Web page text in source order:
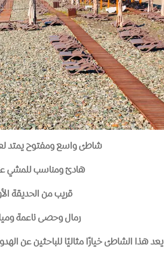
شاطئ واسع ومفتوح يمتد
هادئ ومناسب للمشي
قريب من الحديقة
رمال وحصى ناعمة
يعد هذا الشاطئ خيارًا مثاليًا للباحثين